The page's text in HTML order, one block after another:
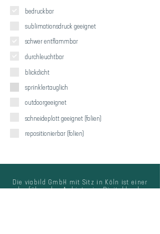
bedruckbar
sublimationsdruck geeignet
schwer entflammbar
durchleuchtbar
blickdicht
sprinklertauglich
outdoorgeeignet
schneideplott geeignet (folien)
repositionierbar (folien)
Die viabild GmbH mit Sitz in Köln ist einer
der führenden Anbieter im Digitaldruck.